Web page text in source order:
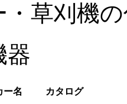
草刈機
器
ー名
カタログ